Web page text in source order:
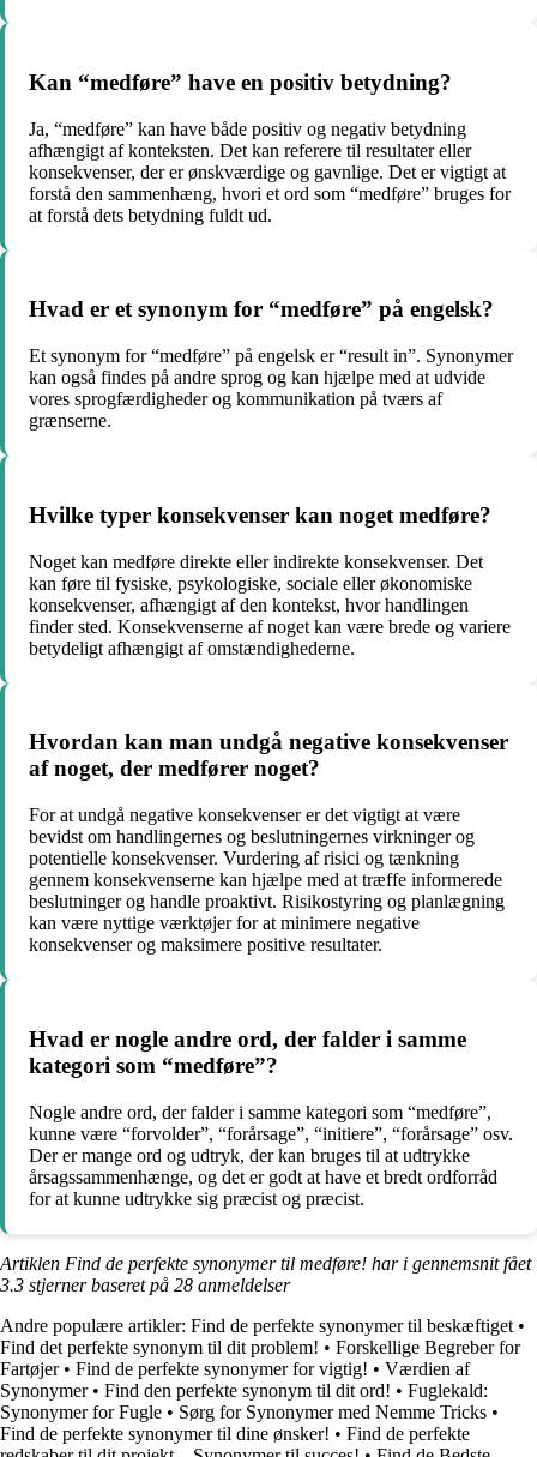
Kan “medføre” have en positiv betydning?
Ja, “medføre” kan have både positiv og negativ betydning
afhængigt af konteksten. Det kan referere til resultater eller
konsekvenser, der er ønskværdige og gavnlige. Det er vigtigt at
forstå den sammenhæng, hvori et ord som “medføre” bruges for
at forstå dets betydning fuldt ud.
Hvad er et synonym for “medføre” på engelsk?
Et synonym for “medføre” på engelsk er “result in”. Synonymer
kan også findes på andre sprog og kan hjælpe med at udvide
vores sprogfærdigheder og kommunikation på tværs af
grænserne.
Hvilke typer konsekvenser kan noget medføre?
Noget kan medføre direkte eller indirekte konsekvenser. Det
kan føre til fysiske, psykologiske, sociale eller økonomiske
konsekvenser, afhængigt af den kontekst, hvor handlingen
finder sted. Konsekvenserne af noget kan være brede og variere
betydeligt afhængigt af omstændighederne.
Hvordan kan man undgå negative konsekvenser
af noget, der medfører noget?
For at undgå negative konsekvenser er det vigtigt at være
bevidst om handlingernes og beslutningernes virkninger og
potentielle konsekvenser. Vurdering af risici og tænkning
gennem konsekvenserne kan hjælpe med at træffe informerede
beslutninger og handle proaktivt. Risikostyring og planlægning
kan være nyttige værktøjer for at minimere negative
konsekvenser og maksimere positive resultater.
Hvad er nogle andre ord, der falder i samme
kategori som “medføre”?
Nogle andre ord, der falder i samme kategori som “medføre”,
kunne være “forvolder”, “forårsage”, “initiere”, “forårsage” osv.
Der er mange ord og udtryk, der kan bruges til at udtrykke
årsagssammenhænge, og det er godt at have et bredt ordforråd
for at kunne udtrykke sig præcist og præcist.
Artiklen Find de perfekte synonymer til medføre! har i gennemsnit fået
3.3 stjerner baseret på 28 anmeldelser
Andre populære artikler: Find de perfekte synonymer til beskæftiget •
Find det perfekte synonym til dit problem! • Forskellige Begreber for
Fartøjer• Find de perfekte synonymer for vigtig! • Værdien af
Synonymer• Find den perfekte synonym til dit ord! • Fuglekald:
Synonymer for Fugle • Sørg for Synonymer med Nemme Tricks •
Find de perfekte synonymer til dine ønsker! • Find de perfekte